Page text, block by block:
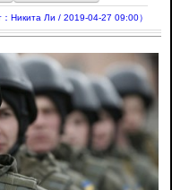
：Никита Ли / 2019-04-27 09:00）